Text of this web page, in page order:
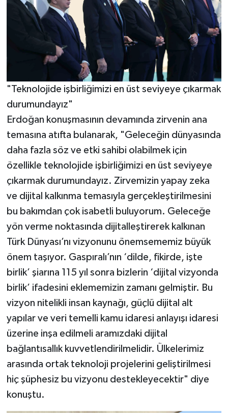
"Teknolojide işbirliğimizi en üst seviyeye çıkarmak
durumundayız"
Erdoğan konuşmasının devamında zirvenin ana
temasına atıfta bulanarak, "Geleceğin dünyasında
daha fazla söz ve etki sahibi olabilmek için
özellikle teknolojide işbirliğimizi en üst seviyeye
çıkarmak durumundayız. Zirvemizin yapay zeka
ve dijital kalkınma temasıyla gerçekleştirilmesini
bu bakımdan çok isabetli buluyorum. Geleceğe
yön verme noktasında dijitalleştirerek kalkınan
Türk Dünyası’nı vizyonunu önemsememiz büyük
önem taşıyor. Gaspıralı’nın ‘dilde, fikirde, işte
birlik’ şiarına 115 yıl sonra bizlerin ‘dijital vizyonda
birlik’ ifadesini eklememizin zamanı gelmiştir. Bu
vizyon nitelikli insan kaynağı, güçlü dijital alt
yapılar ve veri temelli kamu idaresi anlayışı idaresi
üzerine inşa edilmeli aramızdaki dijital
bağlantısallık kuvvetlendirilmelidir. Ülkelerimiz
arasında ortak teknoloji projelerini geliştirilmesi
hiç şüphesiz bu vizyonu destekleyecektir" diye
konuştu.